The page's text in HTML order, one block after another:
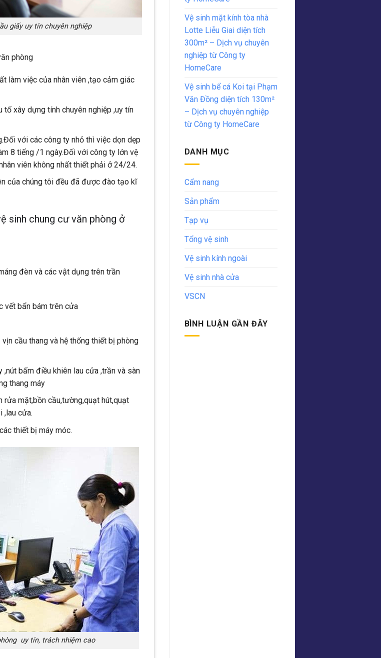
giấy uy tín chuyên nghiệp
phòng
làm việc của nhân viên ,tạo cảm giác
tố xây dựng tính chuyên nghiệp ,uy tín
với các công ty nhỏ thì việc dọn dẹp
8 tiếng /1 ngày.Đối với công ty lớn vệ
viên không nhất thiết phải ở 24/24.
của chúng tôi đều đã được đào tạo kĩ
sinh chung cư văn phòng ở
đèn và các vật dụng trên trần
vết bẩn bám trên cửa
cầu thang và hệ thống thiết bị phòng
,nút bấm điều khiên lau cửa ,trần và sàn
thang máy
mặt,bồn cầu,tường,quạt hút,quạt
,lau cửa.
thiết bị máy móc.
uy tín, trách nhiệm cao
Vệ sinh mặt kính tòa nhà
Lotte Liễu Giai diện tích
300m² – Dịch vụ chuyên
nghiệp từ Công ty
HomeCare
Vệ sinh bể cá Koi tại Phạm
Văn Đồng diện tích 130m²
– Dịch vụ chuyên nghiệp
từ Công ty HomeCare
DANH MỤC
Cẩm nang
Sản phẩm
Tạp vụ
Tổng vệ sinh
Vệ sinh kính ngoài
Vệ sinh nhà cửa
VSCN
BÌNH LUẬN GẦN ĐÂY